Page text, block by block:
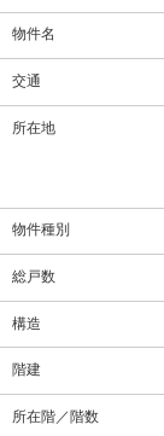
物件名
交通
所在地
物件種別
総戸数
構造
階建
所在階／階数